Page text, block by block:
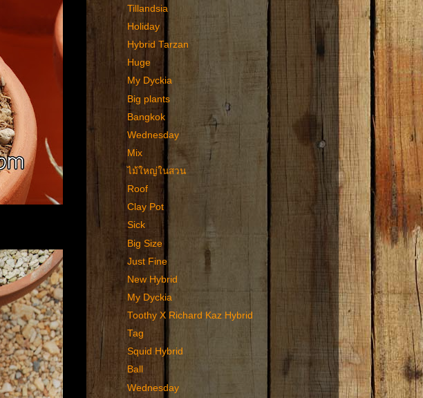
Tillandsia
Holiday
Hybrid Tarzan
Huge
My Dyckia
Big plants
Bangkok
Wednesday
Mix
ไม้ใหญ่ในสวน
Roof
Clay Pot
Sick
Big Size
Just Fine
New Hybrid
My Dyckia
Toothy X Richard Kaz Hybrid
Tag
Squid Hybrid
Ball
Wednesday